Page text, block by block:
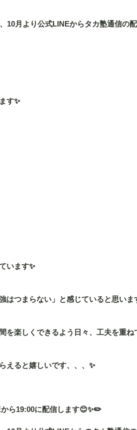
10月より公式LINEからタカ塾通信の
す✨
います✨
はつまらない」と感じていると思い
を楽しくできるよう日々、工夫を重ね
えると嬉しいです、、、✨
ら19:00に配信します😊✨✏️